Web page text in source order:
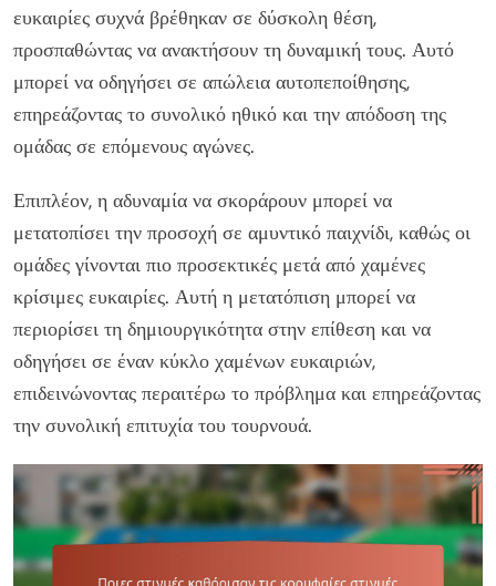
ευκαιρίες συχνά βρέθηκαν σε δύσκολη θέση,
προσπαθώντας να ανακτήσουν τη δυναμική τους. Αυτό
μπορεί να οδηγήσει σε απώλεια αυτοπεποίθησης,
επηρεάζοντας το συνολικό ηθικό και την απόδοση της
ομάδας σε επόμενους αγώνες.
Επιπλέον, η αδυναμία να σκοράρουν μπορεί να
μετατοπίσει την προσοχή σε αμυντικό παιχνίδι, καθώς οι
ομάδες γίνονται πιο προσεκτικές μετά από χαμένες
κρίσιμες ευκαιρίες. Αυτή η μετατόπιση μπορεί να
περιορίσει τη δημιουργικότητα στην επίθεση και να
οδηγήσει σε έναν κύκλο χαμένων ευκαιριών,
επιδεινώνοντας περαιτέρω το πρόβλημα και επηρεάζοντας
την συνολική επιτυχία του τουρνουά.